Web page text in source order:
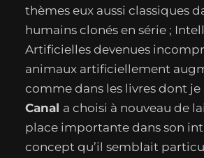
thèmes eux aussi classiques
humains clonés en série ;
Artificielles devenues
animaux artificiellement
comme dans les livres dont je
Canal a choisi à nouveau de
place importante dans son
concept qu’il semblait